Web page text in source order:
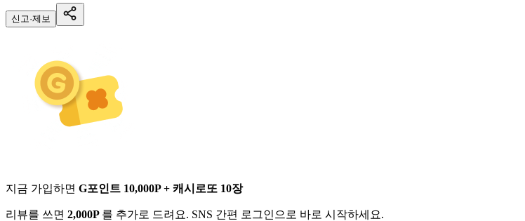
신고·제보
지금 가입하면 G포인트 10,000P + 캐시로또 10장
리뷰를 쓰면 2,000P 를 추가로 드려요. SNS 간편 로그인으로 바로 시작하세요.